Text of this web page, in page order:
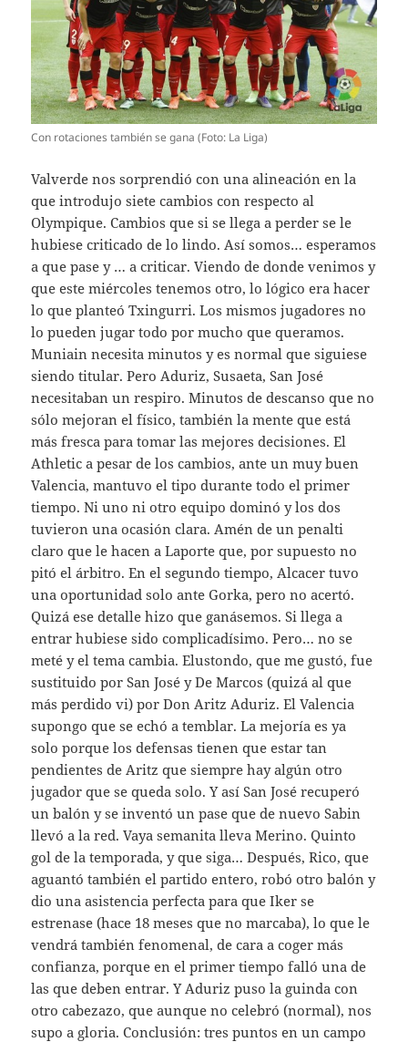
Con rotaciones también se gana (Foto: La Liga)
Valverde nos sorprendió con una alineación en la
que introdujo siete cambios con respecto al
Olympique. Cambios que si se llega a perder se le
hubiese criticado de lo lindo. Así somos… esperamos
a que pase y … a criticar. Viendo de donde venimos y
que este miércoles tenemos otro, lo lógico era hacer
lo que planteó Txingurri. Los mismos jugadores no
lo pueden jugar todo por mucho que queramos.
Muniain necesita minutos y es normal que siguiese
siendo titular. Pero Aduriz, Susaeta, San José
necesitaban un respiro. Minutos de descanso que no
sólo mejoran el físico, también la mente que está
más fresca para tomar las mejores decisiones. El
Athletic a pesar de los cambios, ante un muy buen
Valencia, mantuvo el tipo durante todo el primer
tiempo. Ni uno ni otro equipo dominó y los dos
tuvieron una ocasión clara. Amén de un penalti
claro que le hacen a Laporte que, por supuesto no
pitó el árbitro. En el segundo tiempo, Alcacer tuvo
una oportunidad solo ante Gorka, pero no acertó.
Quizá ese detalle hizo que ganásemos. Si llega a
entrar hubiese sido complicadísimo. Pero… no se
meté y el tema cambia. Elustondo, que me gustó, fue
sustituido por San José y De Marcos (quizá al que
más perdido vi) por Don Aritz Aduriz. El Valencia
supongo que se echó a temblar. La mejoría es ya
solo porque los defensas tienen que estar tan
pendientes de Aritz que siempre hay algún otro
jugador que se queda solo. Y así San José recuperó
un balón y se inventó un pase que de nuevo Sabin
llevó a la red. Vaya semanita lleva Merino. Quinto
gol de la temporada, y que siga… Después, Rico, que
aguantó también el partido entero, robó otro balón y
dio una asistencia perfecta para que Iker se
estrenase (hace 18 meses que no marcaba), lo que le
vendrá también fenomenal, de cara a coger más
confianza, porque en el primer tiempo falló una de
las que deben entrar. Y Aduriz puso la guinda con
otro cabezazo, que aunque no celebró (normal), nos
supo a gloria. Conclusión: tres puntos en un campo